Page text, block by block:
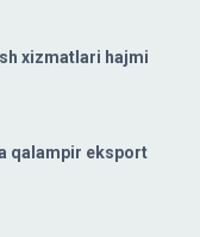
xizmatlari hajmi
qalampir eksport